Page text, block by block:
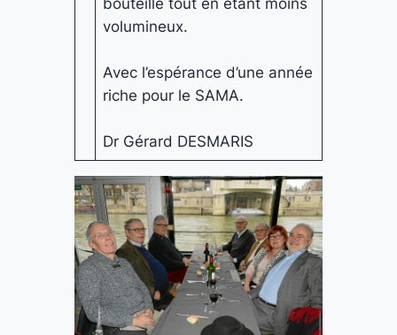
volumineux.
Avec l’espérance d’une année
riche pour le SAMA.
Dr Gérard DESMARIS